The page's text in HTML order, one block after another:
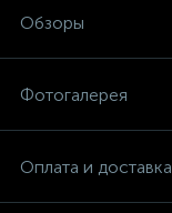
Обзоры
Фотогалерея
Оплата и доставка